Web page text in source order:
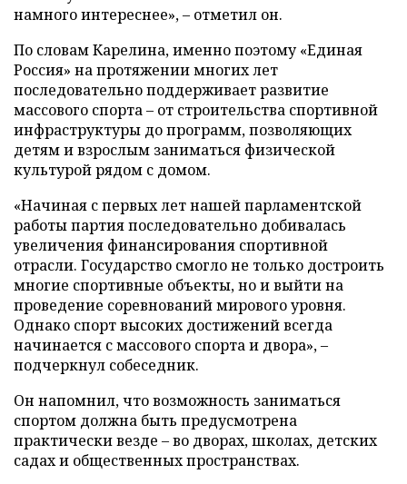
намного интереснее», – отметил он.
По словам Карелина, именно поэтому «Единая
Россия» на протяжении многих лет
последовательно поддерживает развитие
массового спорта – от строительства спортивной
инфраструктуры до программ, позволяющих
детям и взрослым заниматься физической
культурой рядом с домом.
«Начиная с первых лет нашей парламентской
работы партия последовательно добивалась
увеличения финансирования спортивной
отрасли. Государство смогло не только достроить
многие спортивные объекты, но и выйти на
проведение соревнований мирового уровня.
Однако спорт высоких достижений всегда
начинается с массового спорта и двора», –
подчеркнул собеседник.
Он напомнил, что возможность заниматься
спортом должна быть предусмотрена
практически везде – во дворах, школах, детских
садах и общественных пространствах.